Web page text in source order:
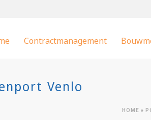
Contractmanagement
Venlo
HOME »